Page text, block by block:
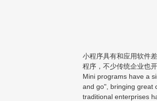
小程序具有和应用软件
程序，不少传统企业也
Mini programs have a
and go", bringing great
traditional enterprises